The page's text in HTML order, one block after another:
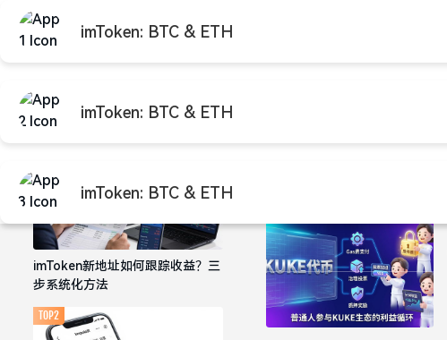
imToken: BTC & ETH
imToken: BTC & ETH
imToken: BTC & ETH
推荐阅读
imToken新地址如何跟踪收益？三
步系统化方法
TOP2